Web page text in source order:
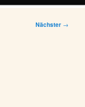
Nächster →